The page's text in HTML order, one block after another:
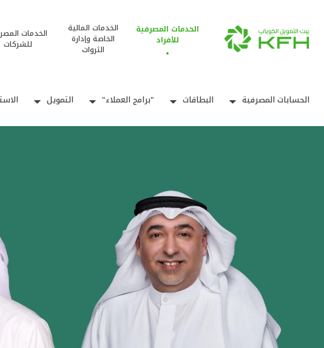
الخدمات المصرفية
للأفراد
الخدمات المالية
الخاصة وإدارة
الثروات
الخدمات
للشركات
الحسابات المصرفية البطاقات "برامج العملاء" التمويل